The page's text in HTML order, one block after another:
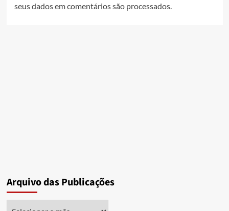
seus dados em comentários são processados.
Arquivo das Publicações